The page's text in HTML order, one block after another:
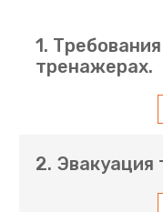
1.
тренажерах.
2. Эвакуация